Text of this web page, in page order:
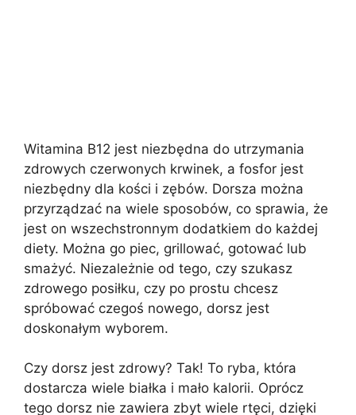
Witamina B12 jest niezbędna do utrzymania
zdrowych czerwonych krwinek, a fosfor jest
niezbędny dla kości i zębów. Dorsza można
przyrządzać na wiele sposobów, co sprawia, że
jest on wszechstronnym dodatkiem do każdej
diety. Można go piec, grillować, gotować lub
smażyć. Niezależnie od tego, czy szukasz
zdrowego posiłku, czy po prostu chcesz
spróbować czegoś nowego, dorsz jest
doskonałym wyborem.
Czy dorsz jest zdrowy? Tak! To ryba, która
dostarcza wiele białka i mało kalorii. Oprócz
tego dorsz nie zawiera zbyt wiele rtęci, dzięki